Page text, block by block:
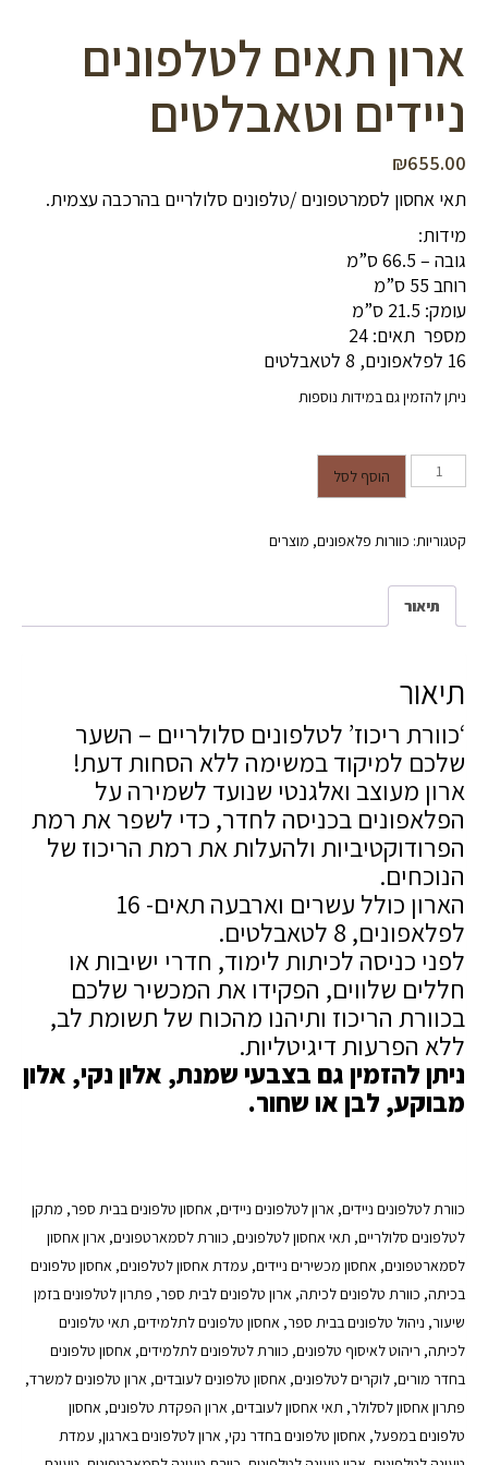
ארון תאים לטלפונים
ניידים וטאבלטים
₪655.00
תאי אחסון לסמרטפונים /טלפונים סלולריים בהרכבה עצמית.
מידות:
גובה – 66.5 ס”מ
רוחב 55 ס”מ
עומק: 21.5 ס”מ
מספר תאים: 24
16 לפלאפונים, 8 לטאבלטים
ניתן להזמין גם במידות נוספות
כמות של ארון תאים לטלפונים ניידים
הוסף לסל
קטגוריות: כוורות פלאפונים, מוצרים
תיאור
תיאור
‘כוורת ריכוז’ לטלפונים סלולריים – השער
שלכם למיקוד במשימה ללא הסחות דעת!
ארון מעוצב ואלגנטי שנועד לשמירה על
הפלאפונים בכניסה לחדר, כדי לשפר את רמת
הפרודוקטיביות ולהעלות את רמת הריכוז של
הנוכחים.
הארון כולל עשרים וארבעה תאים- 16
לפלאפונים, 8 לטאבלטים.
לפני כניסה לכיתות לימוד, חדרי ישיבות או
חללים שלווים, הפקידו את המכשיר שלכם
בכוורת הריכוז ותיהנו מהכוח של תשומת לב,
ללא הפרעות דיגיטליות.
ניתן להזמין גם בצבעי שמנת, אלון נקי, אלון
מבוקע, לבן או שחור.
כוורת לטלפונים ניידים, ארון לטלפונים ניידים, אחסון טלפונים בבית ספר, מתקן
לטלפונים סלולריים, תאי אחסון לטלפונים, כוורת לסמארטפונים, ארון אחסון
לסמארטפונים, אחסון מכשירים ניידים, עמדת אחסון לטלפונים, אחסון טלפונים
בכיתה, כוורת טלפונים לכיתה, ארון טלפונים לבית ספר, פתרון לטלפונים בזמן
שיעור, ניהול טלפונים בבית ספר, אחסון טלפונים לתלמידים, תאי טלפונים
לכיתה, ריהוט לאיסוף טלפונים, כוורת לטלפונים לתלמידים, אחסון טלפונים
בחדר מורים, לוקרים לטלפונים, אחסון טלפונים לעובדים, ארון טלפונים למשרד,
פתרון אחסון לסלולר, תאי אחסון לעובדים, ארון הפקדת טלפונים, אחסון
טלפונים במפעל, אחסון טלפונים בחדר נקי, ארון לטלפונים בארגון, עמדת